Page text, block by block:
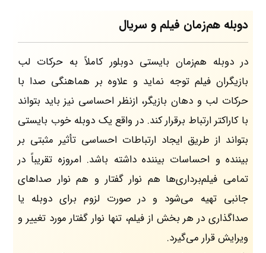
دوبله هم‌زمان فیلم و سریال
در دوبله هم‌زمان بایستی دوبلور کاملاً به حرکات لب
بازیگران فیلم توجه نماید و علاوه بر هماهنگی صدا با
حرکات لب و دهان بازیگر، ازنظر احساسی نیز باید بتواند
با کاراکتر ارتباط برقرار کند. در واقع یک دوبله خوب بایستی
بتواند از طریق ایجاد ارتباطات احساسی تأثیر مثبتی بر
بیننده و احساسات بیننده داشته باشد. امروزه تقریباً در
تمامی فیلم‌برداری‌ها هم نوار گفتار و هم نوار صداهای
جانبی تهیه می‌شود و در صورت لزوم برای دوبله یا
صداگذاری در هر بخش از فیلم، تنها نوار گفتار مورد تغییر و
ویرایش قرار می‌گیرد.